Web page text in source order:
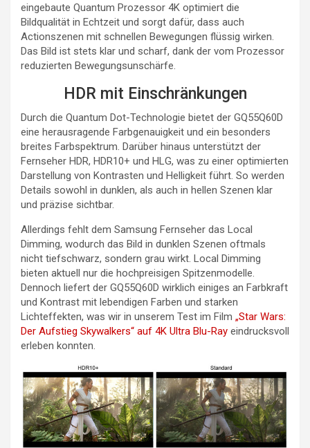
eingebaute Quantum Prozessor 4K optimiert die
Bildqualität in Echtzeit und sorgt dafür, dass auch
Actionszenen mit schnellen Bewegungen flüssig wirken.
Das Bild ist stets klar und scharf, dank der vom Prozessor
reduzierten Bewegungsunschärfe.
HDR mit Einschränkungen
Durch die Quantum Dot-Technologie bietet der GQ55Q60D
eine herausragende Farbgenauigkeit und ein besonders
breites Farbspektrum. Darüber hinaus unterstützt der
Fernseher HDR, HDR10+ und HLG, was zu einer optimierten
Darstellung von Kontrasten und Helligkeit führt. So werden
Details sowohl in dunklen, als auch in hellen Szenen klar
und präzise sichtbar.
Allerdings fehlt dem Samsung Fernseher das Local
Dimming, wodurch das Bild in dunklen Szenen oftmals
nicht tiefschwarz, sondern grau wirkt. Local Dimming
bieten aktuell nur die hochpreisigen Spitzenmodelle.
Dennoch liefert der GQ55Q60D wirklich einiges an Farbkraft
und Kontrast mit lebendigen Farben und starken
Lichteffekten, was wir in unserem Test im Film „Star Wars:
Der Aufstieg Skywalkers“ auf 4K Ultra Blu-Ray eindrucksvoll
erleben konnten.